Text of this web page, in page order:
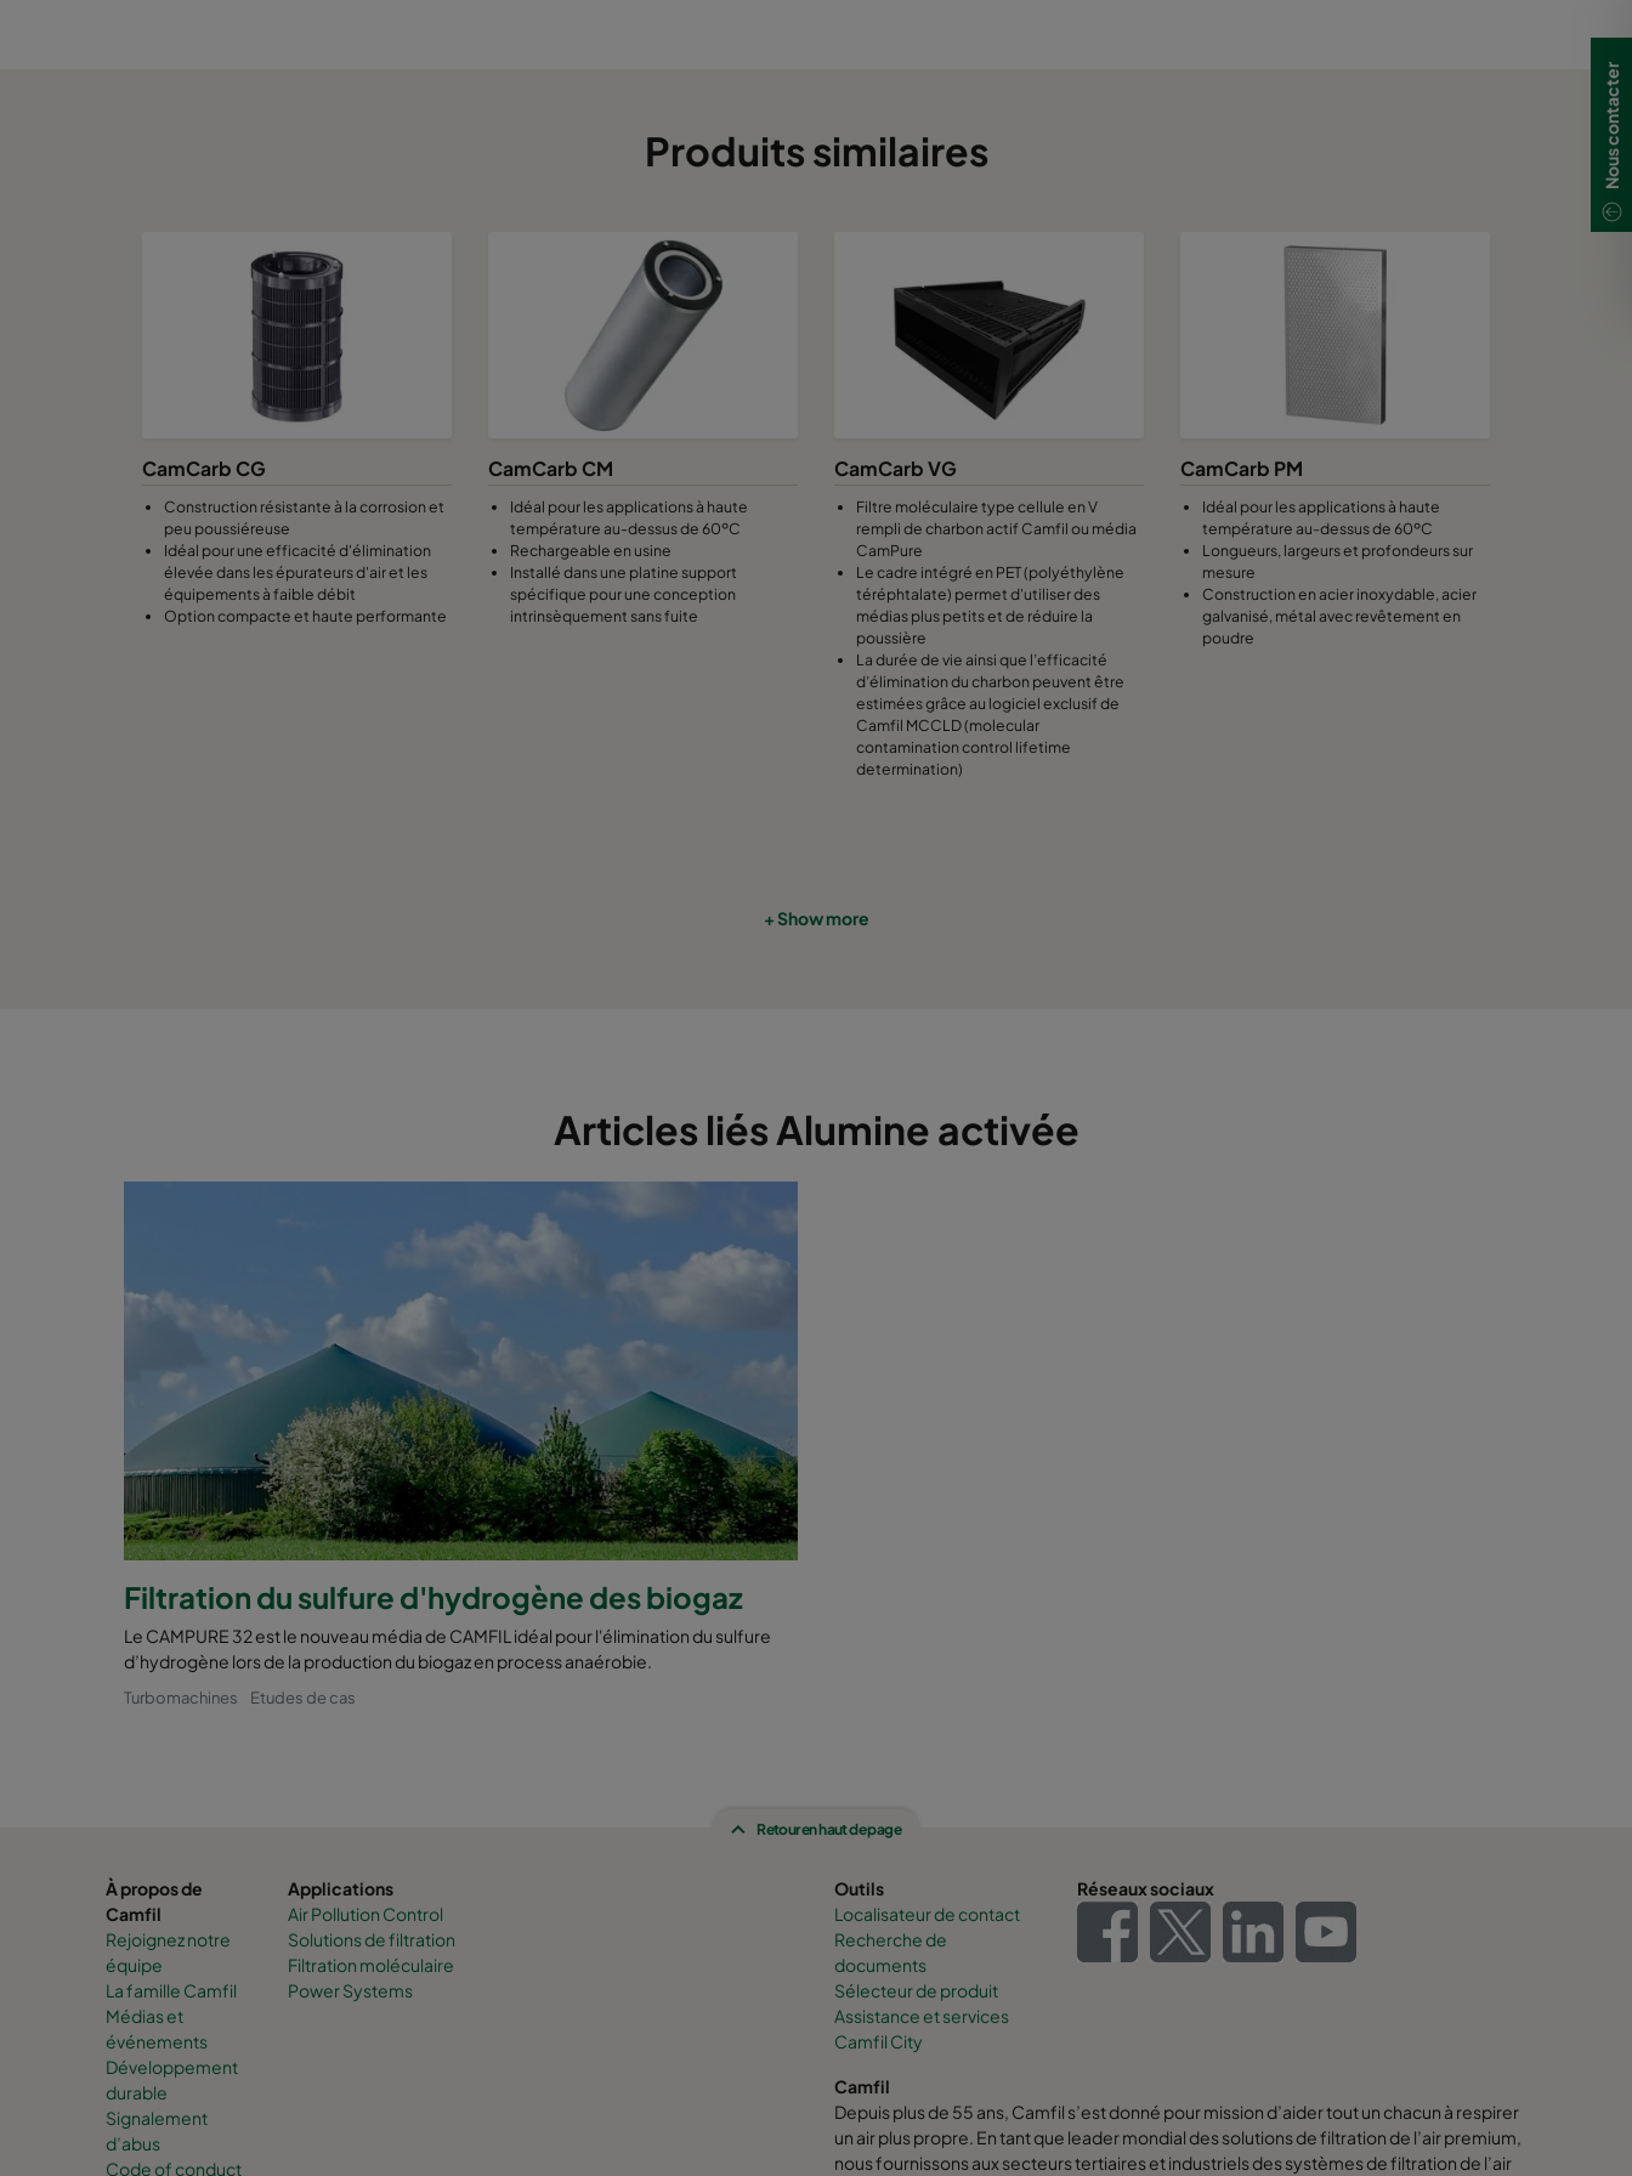
Produits similaires
CamCarb CG
Construction résistante à la corrosion et
peu poussiéreuse
Idéal pour une efficacité d'élimination
élevée dans les épurateurs d'air et les
équipements à faible débit
Option compacte et haute performante
CamCarb CM
Idéal pour les applications à haute
température au-dessus de 60ºC
Rechargeable en usine
Installé dans une platine support
spécifique pour une conception
intrinsèquement sans fuite
CamCarb VG
Filtre moléculaire type cellule en V
rempli de charbon actif Camfil ou média
CamPure
Le cadre intégré en PET (polyéthylène
téréphtalate) permet d'utiliser des
médias plus petits et de réduire la
poussière
La durée de vie ainsi que l’efficacité
d’élimination du charbon peuvent être
estimées grâce au logiciel exclusif de
Camfil MCCLD (molecular
contamination control lifetime
determination)
CamCarb PM
Idéal pour les applications à haute
température au-dessus de 60ºC
Longueurs, largeurs et profondeurs sur
mesure
Construction en acier inoxydable, acier
galvanisé, métal avec revêtement en
poudre
+ Show more
Articles liés Alumine activée
Filtration du sulfure d'hydrogène des biogaz
Le CAMPURE 32 est le nouveau média de CAMFIL idéal pour l'élimination du sulfure
d’hydrogène lors de la production du biogaz en process anaérobie.
Turbomachines Etudes de cas
Retour en haut de page
À propos de
Camfil
Rejoignez notre
équipe
La famille Camfil
Médias et
événements
Développement
durable
Signalement
d’abus
Code of conduct
Applications
Air Pollution Control
Solutions de filtration
Filtration moléculaire
Power Systems
Outils
Localisateur de contact
Recherche de
documents
Sélecteur de produit
Assistance et services
Camfil City
Réseaux sociaux
Camfil
Depuis plus de 55 ans, Camfil s’est donné pour mission d’aider tout un chacun à respirer
un air plus propre. En tant que leader mondial des solutions de filtration de l’air premium,
nous fournissons aux secteurs tertiaires et industriels des systèmes de filtration de l’air
Nous contacter